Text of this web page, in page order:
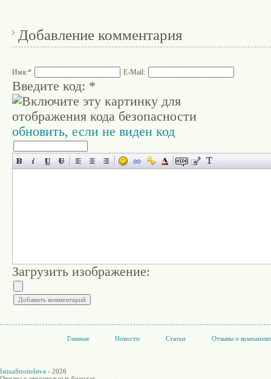
Добавление комментария
Имя:* E-Mail:
Введите код: *
обновить, если не виден код
Загрузить изображение:
Главная Новости Статьи Отзывы о компаниях
IstinaStroitelstva - 2026